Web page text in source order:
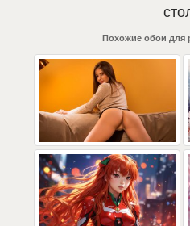
Похожие обои для